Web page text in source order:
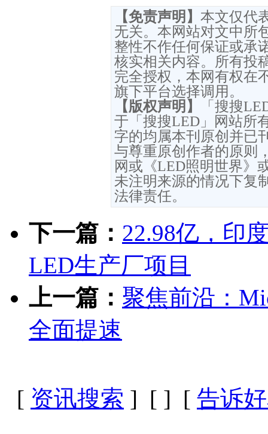
【免责声明】 本文仅代
无关。本网站对文中所
整性不作任何保证或承
核实相关内容。所有投
完全授权，本网有权在
旗下平台选择调用。
【版权声明】
「搜搜
于「搜搜LED」网站所
字的均属本刊原创并已
与尊重原创作者的原则
网或《LED照明世界》
未注明来源的情况下复
法律责任。
下一篇： 22.98亿，印
LED生产厂项目
上一篇： 聚焦前沿：
全面提速
[ 资讯搜索 ] [ ] [ 告诉